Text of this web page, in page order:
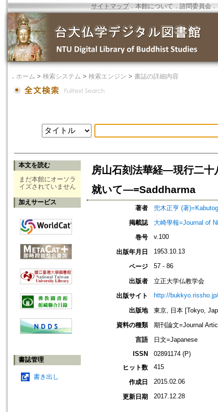
サイトマップ．本館について ． 諮問委員会 ．
． ホーム > 検索システム > 検索エンジン > 書誌の詳細内容
本文を読む
まだ本館にオーソラ
イズされていません
加えサービス
書誌管理
書き出し
房山石刻法華経―現行二十
就いて―=Saddharma
著者
兜木正亨 (著
掲載誌
大崎學報=Journal of
巻号
v.100
出版年月日 1953.10.13
ページ 57 - 86
出版者
立正大学仏教学会
出版サイト
http://
出版地
東京, 日本 [Tokyo,
資料の種類
期刊論文=Journal
言語
日文=Japanese
ISSN
02891174 (P)
ヒット数
415
作成日 2015.02.06
更新日期 2017.12.28